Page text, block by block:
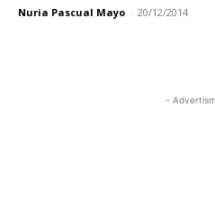
Nuria Pascual Mayo - 20/12/2014
-